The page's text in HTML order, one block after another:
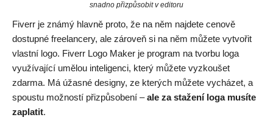
snadno přizpůsobit v editoru
Fiverr je známý hlavně proto, že na něm najdete cenově
dostupné freelancery, ale zároveň si na něm můžete vytvořit
vlastní logo. Fiverr Logo Maker je program na tvorbu loga
využívající umělou inteligenci, který můžete vyzkoušet
zdarma. Má úžasné designy, ze kterých můžete vycházet, a
spoustu možností přizpůsobení –ale za stažení loga musíte
zaplatit.